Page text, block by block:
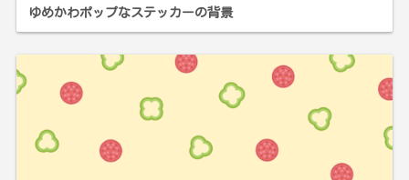
ゆめかわポップなステッカーの背景